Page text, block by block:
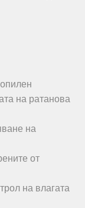
на ратанова
на
от
на влагата